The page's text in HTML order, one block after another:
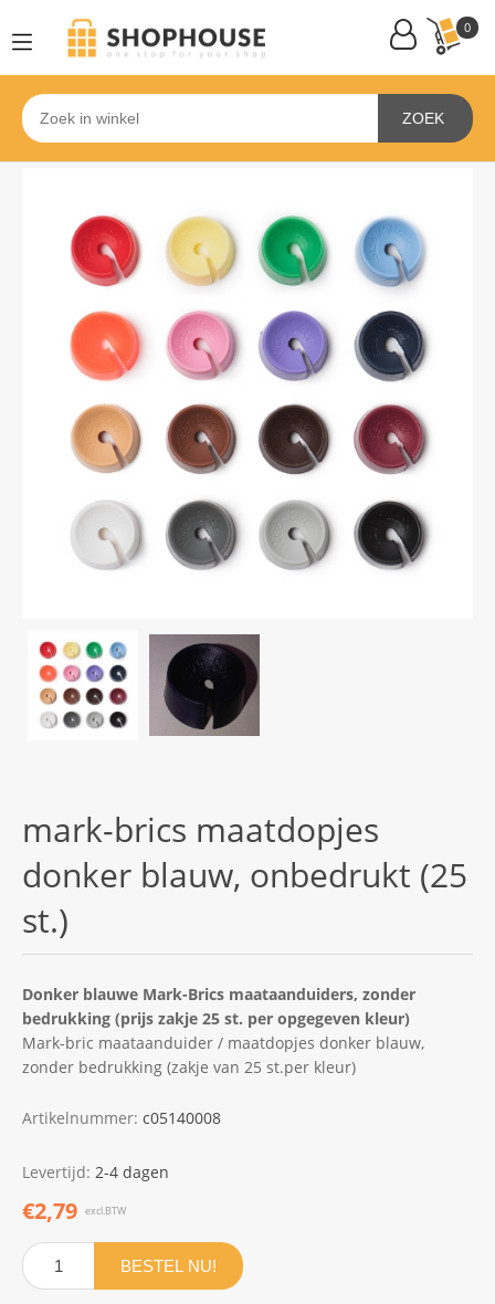
0
ZOEK
mark-brics maatdopjes
donker blauw, onbedrukt (25
st.)
Donker blauwe Mark-Brics maataanduiders, zonder
bedrukking (prijs zakje 25 st. per opgegeven kleur)
Mark-bric maataanduider / maatdopjes donker blauw,
zonder bedrukking (zakje van 25 st.per kleur)
Artikelnummer: c05140008
Levertijd: 2-4 dagen
€2,79 excl.BTW
BESTEL NU!